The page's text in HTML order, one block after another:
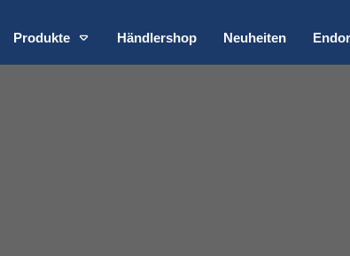
Produkte Händlershop Neuheiten